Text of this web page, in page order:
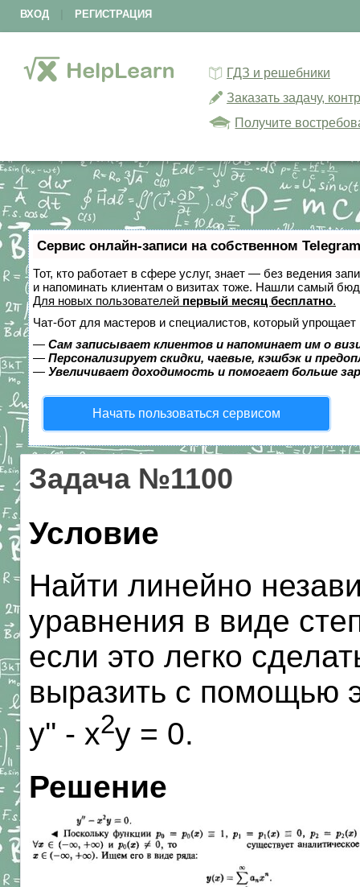
ВХОД РЕГИСТРАЦИЯ
ГДЗ и решебники
Заказать задачу,
Получите
Сервис онлайн-записи на собственном
Тот, кто работает в сфере услуг, знает — без ведения
и напоминать клиентам о визитах тоже. Нашли самый
Для новых пользователей первый месяц бесплатно.
Чат-бот для мастеров и специалистов, который упрощает
— Сам записывает клиентов и напоминает им о
— Персонализирует скидки, чаевые, кэшбэк и
— Увеличивает доходимость и помогает больше
Начать пользоваться сервисом
Задача №1100
Условие
Найти линейно
уравнения в виде
если это легко
выразить с помощью
y'' - x2y = 0.
Решение